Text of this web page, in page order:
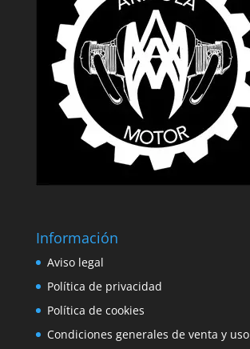
Información
Aviso legal
Política de privacidad
Política de cookies
Condiciones generales de venta y uso